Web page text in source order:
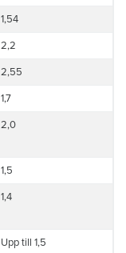
1,54
2,2
2,55
1,7
2,0
1,5
1,4
Upp till 1,5